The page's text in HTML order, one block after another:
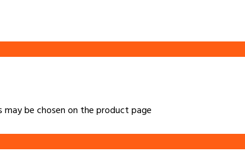
be chosen on the product page